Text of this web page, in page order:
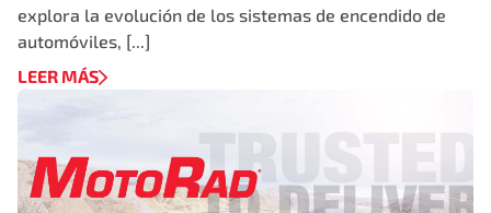
explora la evolución de los sistemas de encendido de
automóviles, [...]
LEER MÁS